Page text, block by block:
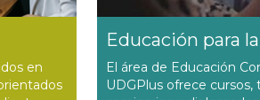
en
Educación para
El área de Educación
UDGPlus ofrece cursos,